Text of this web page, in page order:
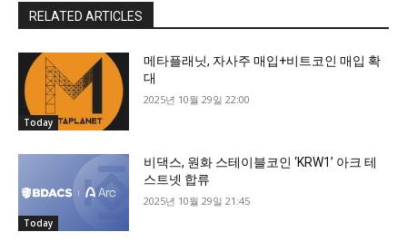
RELATED ARTICLES
Today
메타플래닛, 자사주 매입+비트코인 매입 확
대
2025년 10월 29일 22:00
Today
비댁스, 원화 스테이블코인 ‘KRW1’ 아크 테
스트넷 합류
2025년 10월 29일 21:45